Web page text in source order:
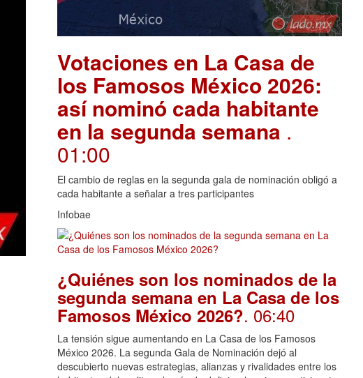
Votaciones en La Casa de
los Famosos México 2026:
así nominó cada habitante
en la segunda semana .
01:00
El cambio de reglas en la segunda gala de nominación obligó a
cada habitante a señalar a tres participantes
Infobae
¿Quiénes son los nominados de la
segunda semana en La Casa de los
Famosos México 2026?. 06:40
La tensión sigue aumentando en La Casa de los Famosos
México 2026. La segunda Gala de Nominación dejó al
descubierto nuevas estrategias, alianzas y rivalidades entre los